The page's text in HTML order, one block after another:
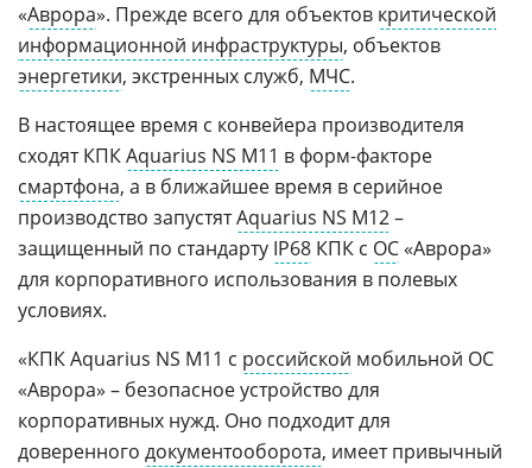
«Аврора». Прежде всего для объектов критической
информационной инфраструктуры, объектов
энергетики, экстренных служб, МЧС.
В настоящее время с конвейера производителя
сходят КПКAquarius NS M11 в форм-факторе
смартфона, а в ближайшее время в серийное
производство запустятAquarius NS M12–
защищенный по стандарту IP68 КПК с ОС «Аврора»
для корпоративного использования в полевых
условиях.
«КПК Aquarius NS M11 с российской мобильной ОС
«Аврора» – безопасное устройство для
корпоративных нужд. Оно подходит для
доверенного документооборота, имеет привычный